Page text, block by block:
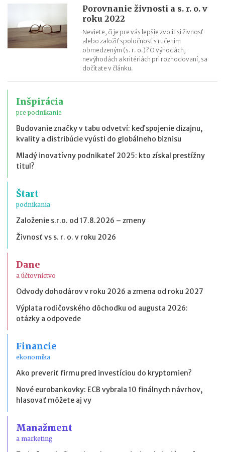
Porovnanie živnosti a s. r. o. v
roku 2022
Neviete, či je pre vás lepšie zvoliť si živnosť
alebo založiť spoločnosť s ručením
obmedzeným (s. r. o.)? O výhodách,
nevýhodách a kritériách pri rozhodovaní, sa
dočítate v článku.
Inšpirácia
pre podnikanie
Budovanie značky v tabu odvetví: keď spojenie dizajnu,
kvality a distribúcie vyústi do globálneho biznisu
Mladý inovatívny podnikateľ 2025: kto získal prestížny
titul?
Štart
podnikania
Založenie s.r.o. od 17.8.2026 – zmeny
Živnosť vs s. r. o. v roku 2026
Dane
a účtovníctvo
Odvody dohodárov v roku 2026 a zmena od roku 2027
Výplata rodičovského dôchodku od augusta 2026:
otázky a odpovede
Financie
ekonomika
Ako preveriť firmu pred investíciou do kryptomien?
Nové eurobankovky: ECB vybrala 10 finálnych návrhov,
hlasovať môžete aj vy
Manažment
a marketing